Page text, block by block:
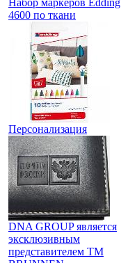
4600 по ткани
Персонализация
DNA GROUP является
эксклюзивным
представителем TM